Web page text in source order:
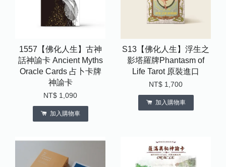
1557【佛化人生】古神
話神諭卡 Ancient Myths
Oracle Cards 占卜卡牌
神諭卡
NT$ 1,090
加入購物車
S13【佛化人生】浮生之
影塔羅牌Phantasm of
Life Tarot 原裝進口
NT$ 1,700
加入購物車